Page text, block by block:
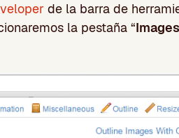
de la barra de
la pestaña “Images